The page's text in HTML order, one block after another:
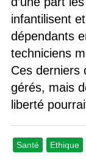
infantilisent
dépendants
techniciens
Ces derniers
gérés, mais
liberté
Santé Ethique